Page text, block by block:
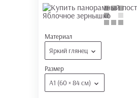
Материал
Яркий глянец
Размер
А1 (60 × 84 см)